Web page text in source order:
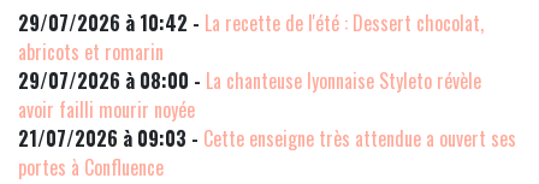
29/07/2026 à 10:42 - La recette de l'été : Dessert chocolat,
abricots et romarin
29/07/2026 à 08:00 - La chanteuse lyonnaise Styleto révèle
avoir failli mourir noyée
21/07/2026 à 09:03 - Cette enseigne très attendue a ouvert ses
portes à Confluence